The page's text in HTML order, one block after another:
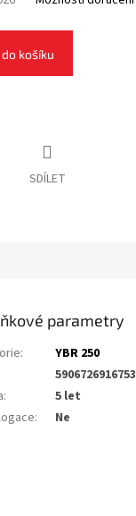
košíku
SDÍLET
parametry
:
YBR 250
5906726916753
:
5 let
: Ne